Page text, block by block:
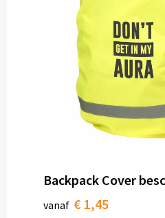
Backpack Cover
vanaf € 1,45